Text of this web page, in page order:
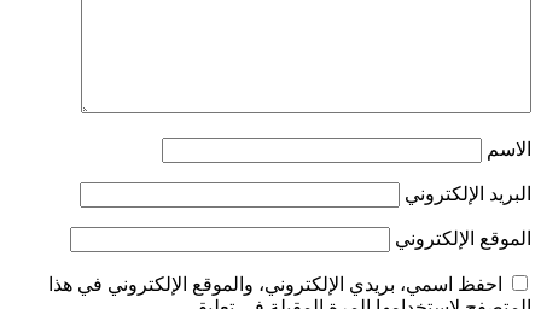
الاسم
البريد الإلكتروني
الموقع الإلكتروني
احفظ اسمي، بريدي الإلكتروني، والموقع الإلكتروني في هذا